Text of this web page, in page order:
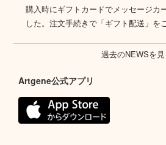
購入時にギフトカードでメッセージカ
した。注文手続きで「ギフト配送」を
過去のNEWSを
Artgene公式アプリ